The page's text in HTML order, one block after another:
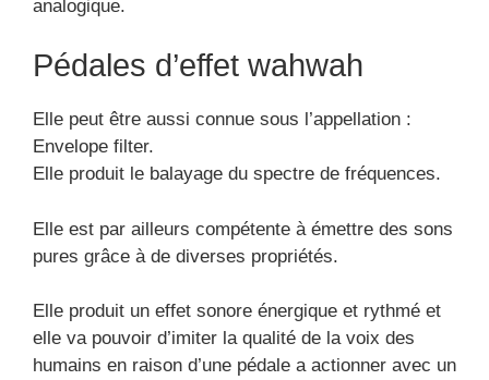
analogique.
Pédales d’effet wahwah
Elle peut être aussi connue sous l’appellation :
Envelope filter.
Elle produit le balayage du spectre de fréquences.
Elle est par ailleurs compétente à émettre des sons
pures grâce à de diverses propriétés.
Elle produit un effet sonore énergique et rythmé et
elle va pouvoir d’imiter la qualité de la voix des
humains en raison d’une pédale a actionner avec un